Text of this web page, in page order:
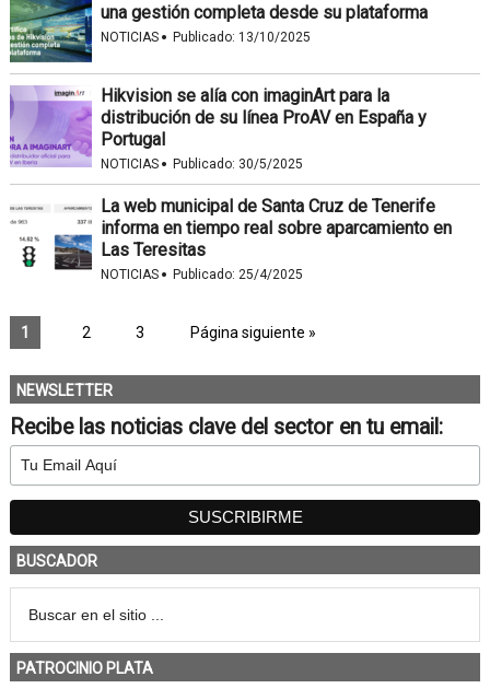
una gestión completa desde su plataforma
NOTICIAS · Publicado: 13/10/2025
Hikvision se alía con imaginArt para la
distribución de su línea ProAV en España y
Portugal
NOTICIAS · Publicado: 30/5/2025
La web municipal de Santa Cruz de Tenerife
informa en tiempo real sobre aparcamiento en
Las Teresitas
NOTICIAS · Publicado: 25/4/2025
1 2 3 Página siguiente »
NEWSLETTER
Recibe las noticias clave del sector en tu email:
BUSCADOR
PATROCINIO PLATA